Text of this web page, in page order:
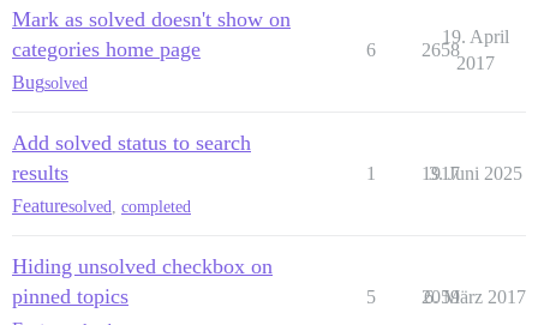
Mark as solved doesn't show on
categories home page
Bugsolved
6 2658
19. April
2017
Add solved status to search
results
Featuresolved completed
1 1917
3. Juni 2025
Hiding unsolved checkbox on
pinned topics
5 2059
6. März 2017